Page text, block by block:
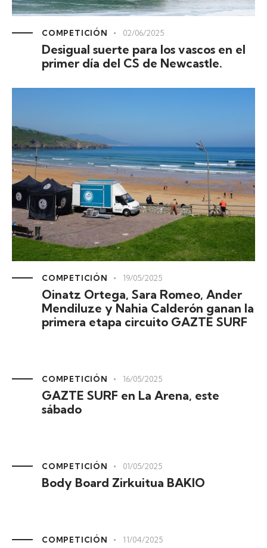
COMPETICIÓN 02/06/2025
Desigual suerte para los vascos en el
primer día del CS de Newcastle.
COMPETICIÓN 19/05/2025
Oinatz Ortega, Sara Romeo, Ander
Mendiluze y Nahia Calderón ganan la
primera etapa circuito GAZTE SURF
COMPETICIÓN 16/05/2025
GAZTE SURF en La Arena, este
sábado
COMPETICIÓN 01/05/2025
Body Board Zirkuitua BAKIO
COMPETICIÓN 11/04/2025